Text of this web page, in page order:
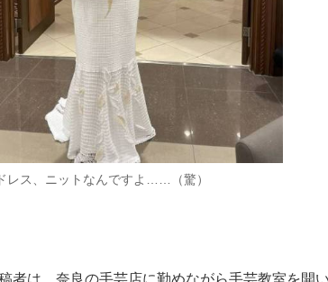
レス、ニットなんですよ……（驚）
者は、奈良の手芸店に勤めながら手芸教室を開